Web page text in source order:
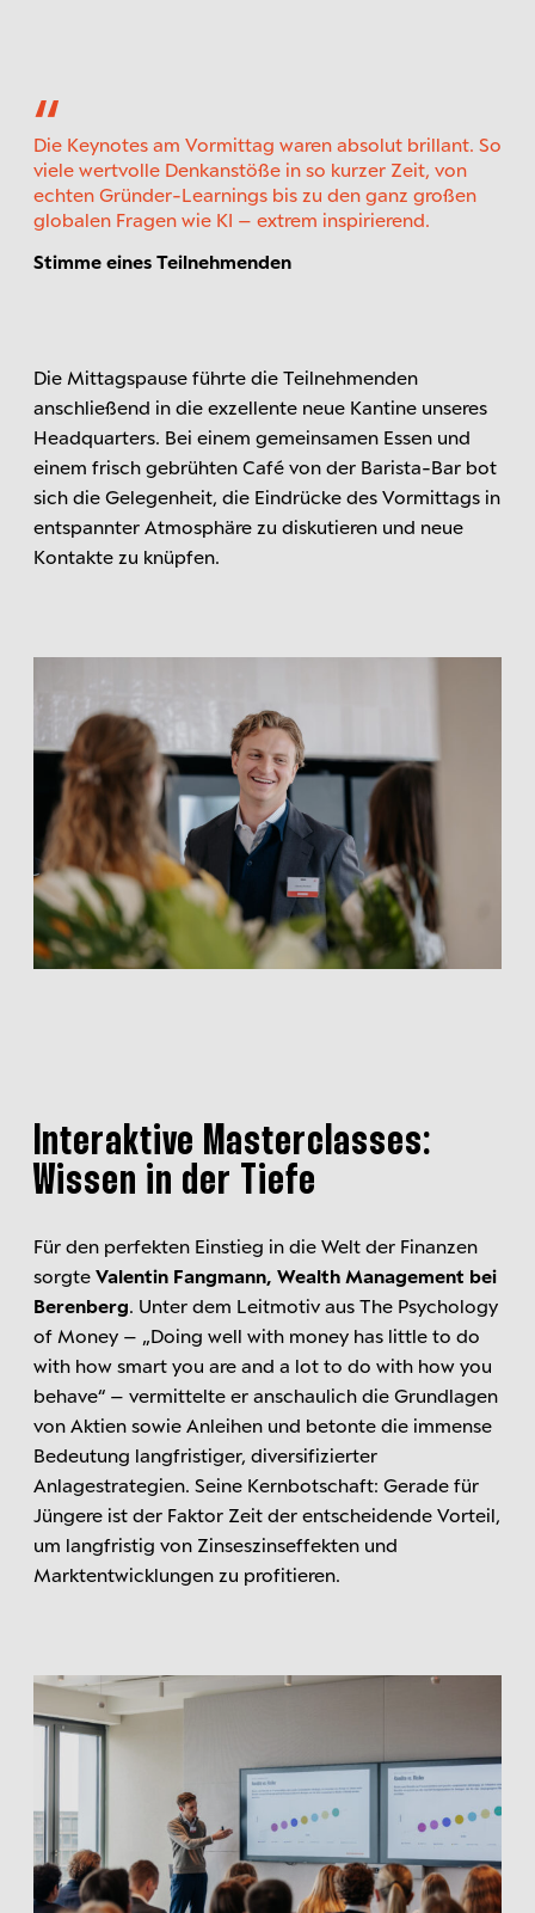
Die Keynotes am Vormittag waren absolut brillant. So
viele wertvolle Denkanstöße in so kurzer Zeit, von
echten Gründer-Learnings bis zu den ganz großen
globalen Fragen wie KI – extrem inspirierend.
Stimme eines Teilnehmenden
Die Mittagspause führte die Teilnehmenden
anschließend in die exzellente neue Kantine unseres
Headquarters. Bei einem gemeinsamen Essen und
einem frisch gebrühten Café von der Barista-Bar bot
sich die Gelegenheit, die Eindrücke des Vormittags in
entspannter Atmosphäre zu diskutieren und neue
Kontakte zu knüpfen.
Interaktive Masterclasses:
Wissen in der Tiefe
Für den perfekten Einstieg in die Welt der Finanzen
sorgte Valentin Fangmann, Wealth Management bei
Berenberg. Unter dem Leitmotiv aus The Psychology
of Money – „Doing well with money has little to do
with how smart you are and a lot to do with how you
behave“ – vermittelte er anschaulich die Grundlagen
von Aktien sowie Anleihen und betonte die immense
Bedeutung langfristiger, diversifizierter
Anlagestrategien. Seine Kernbotschaft: Gerade für
Jüngere ist der Faktor Zeit der entscheidende Vorteil,
um langfristig von Zinseszinseffekten und
Marktentwicklungen zu profitieren.